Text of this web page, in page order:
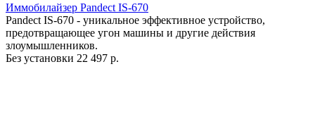
Иммобилайзер Pandect IS-670
Pandect IS-670 - уникальное эффективное устройство,
предотвращающее угон машины и другие действия
злоумышленников.
Без установки 22 497 р.